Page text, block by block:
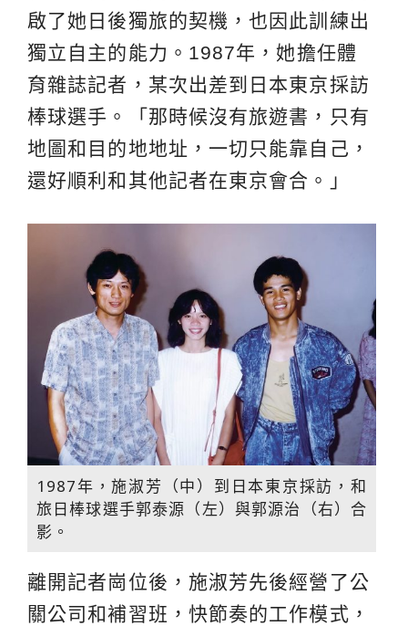
啟了她日後獨旅的契機，也因此訓練出
獨立自主的能力。1987年，她擔任體
育雜誌記者，某次出差到日本東京採訪
棒球選手。「那時候沒有旅遊書，只有
地圖和目的地地址，一切只能靠自己，
還好順利和其他記者在東京會合。」
1987年，施淑芳（中）到日本東京採訪，和
旅日棒球選手郭泰源（左）與郭源治（右）合
影。
離開記者崗位後，施淑芳先後經營了公
關公司和補習班，快節奏的工作模式，